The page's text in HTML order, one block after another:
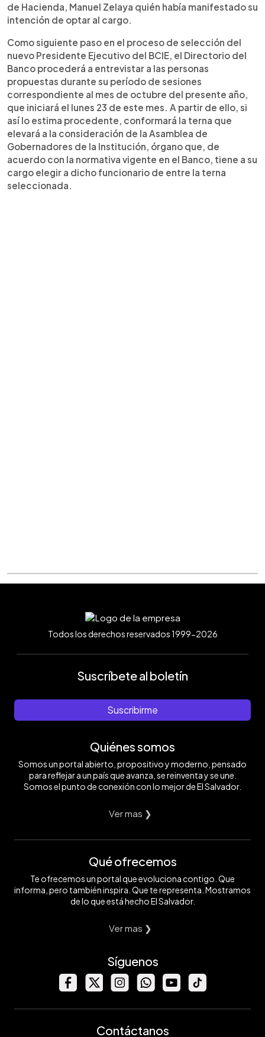
de Hacienda, Manuel Zelaya quién había manifestado su
intención de optar al cargo.
Como siguiente paso en el proceso de selección del
nuevo Presidente Ejecutivo del BCIE, el Directorio del
Banco procederá a entrevistar a las personas
propuestas durante su período de sesiones
correspondiente al mes de octubre del presente año,
que iniciará el lunes 23 de este mes. A partir de ello, si
así lo estima procedente, conformará la terna que
elevará a la consideración de la Asamblea de
Gobernadores de la Institución, órgano que, de
acuerdo con la normativa vigente en el Banco, tiene a su
cargo elegir a dicho funcionario de entre la terna
seleccionada.
Todos los derechos reservados 1999-2026
Suscríbete al boletín
Suscribirme
Quiénes somos
Somos un portal abierto, propositivo y moderno, pensado
para reflejar a un país que avanza, se reinventa y se une.
Somos el punto de conexión con lo mejor de El Salvador.
Ver mas ❯
Qué ofrecemos
Te ofrecemos un portal que evoluciona contigo. Que
informa, pero también inspira. Que te representa. Mostramos
de lo que está hecho El Salvador.
Ver mas ❯
Síguenos
Contáctanos